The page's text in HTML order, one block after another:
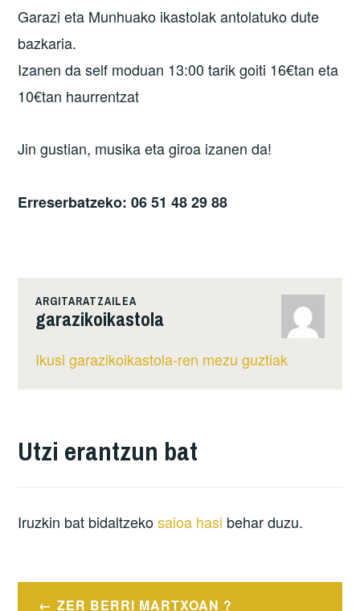
Garazi eta Munhuako ikastolak antolatuko dute
bazkaria.
Izanen da self moduan 13:00 tarik goiti 16€tan eta
10€tan haurrentzat
Jin gustian, musika eta giroa izanen da!
Erreserbatzeko: 06 51 48 29 88
ARGITARATZAILEA
garazikoikastola
Ikusi garazikoikastola-ren mezu guztiak
Utzi erantzun bat
Iruzkin bat bidaltzekosaioa hasi behar duzu.
PostZER BERRI MARTXOAN ?